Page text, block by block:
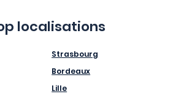
localisations
Strasbourg
Bordeaux
Lille